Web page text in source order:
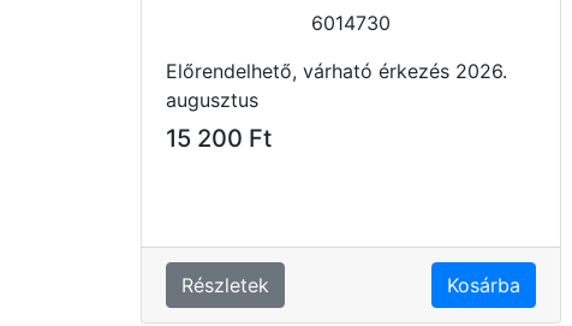
6014730
Előrendelhető, várható érkezés 2026.
augusztus
15 200 Ft
Részletek Kosárba